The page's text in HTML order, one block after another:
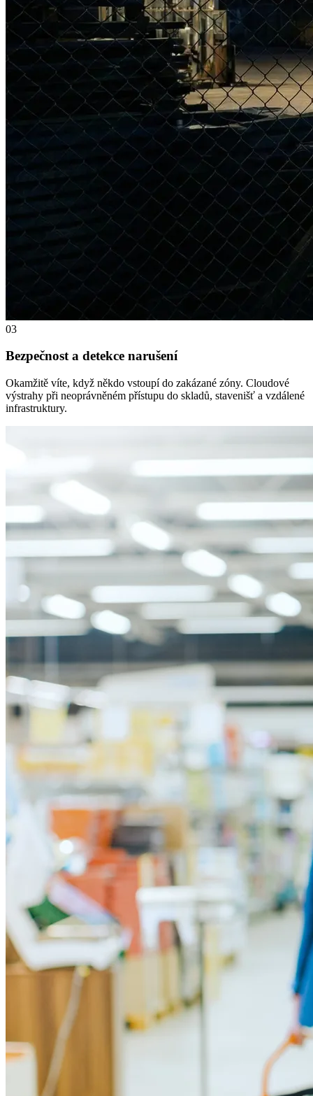
03
Bezpečnost a detekce narušení
Okamžitě víte, když někdo vstoupí do zakázané zóny. Cloudové
výstrahy při neoprávněném přístupu do skladů, stavenišť a vzdálené
infrastruktury.